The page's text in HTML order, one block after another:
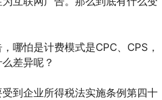
哪怕是计费模式是CPC、CPS，
差异呢？
到企业所得税法实施条例第四十